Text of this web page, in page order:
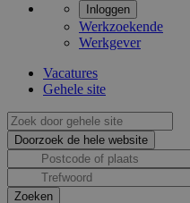
Inloggen
Werkzoekende
Werkgever
Vacatures
Gehele site